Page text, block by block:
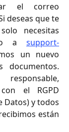
el correo
deseas que te
necesitas
a support-
un nuevo
documentos.
el RGPD
Datos) y todos
están